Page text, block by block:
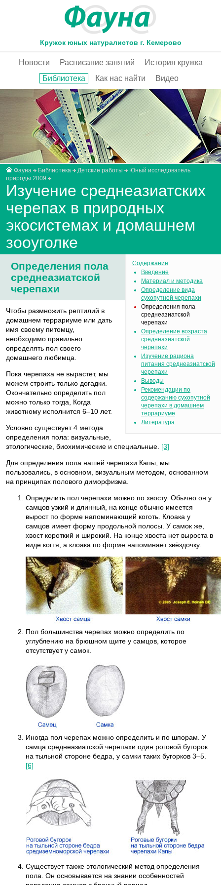
Кружок юных натуралистов г. Кемерово
Новости Расписание занятий
История кружка
Библиотека
Как нас найти Видео
Фауна Библиотека Детские работы
Юный исследователь
природы 2009
Изучение среднеазиатских
черепах в природных
экосистемах и домашнем
зооуголке
Содержание
Введение
Материал и методика
Определение вида
сухопутной черепахи
Определения пола
среднеазиатской
черепахи
Определение возраста
среднеазиатской
черепахи
Изучение рациона
питания среднеазиатской
черепахи
Выводы
Рекомендации по
содержанию сухопутной
черепахи в домашнем
террариуме
Литература
Определения пола
среднеазиатской
черепахи
Чтобы размножить рептилий в
домашнем террариуме или дать
имя своему питомцу,
необходимо правильно
определять пол своего
домашнего любимца.
Пока черепаха не вырастет, мы
можем строить только догадки.
Окончательно определить пол
можно только тогда, Когда
животному исполнится 6–10 лет.
Условно существует 4 метода
определения пола: визуальные,
этологические, биохимические и специальные. [3]
Для определения пола нашей черепахи Капы, мы
пользовались, в основном, визуальным методом, основанном
на принципах полового диморфизма.
Определить пол черепахи можно по хвосту. Обычно он у
самцов узкий и длинный, на конце обычно имеется
вырост по форме напоминающий коготь. Клоака у
самцов имеет форму продольной полосы. У самок же,
хвост короткий и широкий. На конце хвоста нет выроста в
виде когтя, а клоака по форме напоминает звёздочку.
Пол большинства черепах можно определить по
углублению на брюшном щите у самцов, которое
отсутствует у самок.
Иногда пол черепах можно определить и по шпорам. У
самца среднеазиатской черепахи один роговой бугорок
на тыльной стороне бедра, у самки таких бугорков 3–5.
[6]
Существует также этологический метод определения
пола. Он основывается на знании особенностей